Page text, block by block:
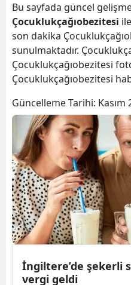
Bu sayfada güncel
Çocuklukçağıobezitesi
son dakika
sunulmaktadır.
Çocuklukçağıobezitesi
Çocuklukçağıobezitesi
Güncelleme Tarihi: Kasım
İngiltere’de şekerli
vergi geldi